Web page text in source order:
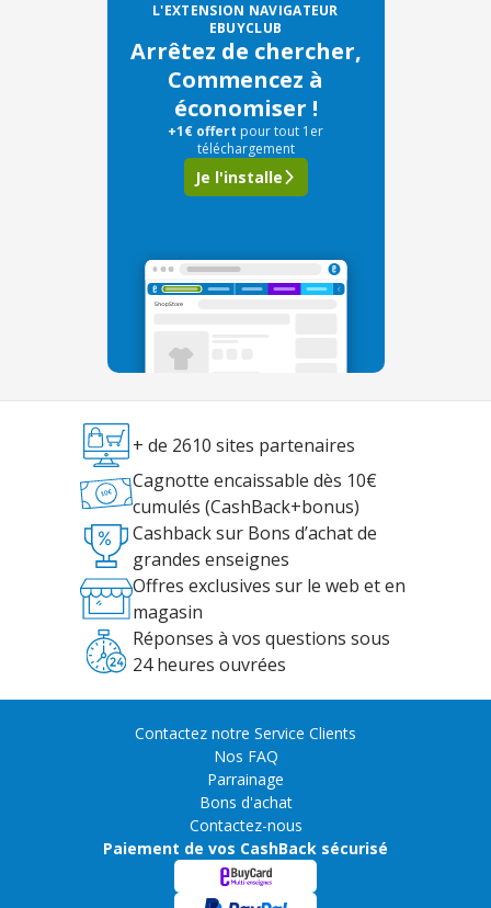
L'EXTENSION NAVIGATEUR
EBUYCLUB
Arrêtez de chercher,
Commencez à
économiser !
+1€ offert pour tout 1er
téléchargement
Je l'installe
+ de 2610 sites partenaires
Cagnotte encaissable dès 10€
cumulés (CashBack+bonus)
Cashback sur Bons d’achat de
grandes enseignes
Offres exclusives sur le web et en
magasin
Réponses à vos questions sous
24 heures ouvrées
Contactez notre Service Clients
Nos FAQ
Parrainage
Bons d'achat
Contactez-nous
Paiement de vos CashBack sécurisé